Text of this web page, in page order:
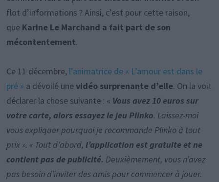
flot d’informations ? Ainsi, c’est pour cette raison,
que Karine Le Marchand a fait part de son
mécontentement.
Ce 11 décembre, l’animatrice de « L’amour est dans le
pré » a dévoilé unevidéo surprenante d’elle. On la voit
déclarer la chose suivante : « Vous avez 10 euros sur
votre carte, alors essayez le jeu Plinko. Laissez-moi
vous expliquer pourquoi je recommande Plinko à tout
prix ». « Tout d’abord, l’application est gratuite et ne
contient pas de publicité. Deuxièmement, vous n’avez
pas besoin d’inviter des amis pour commencer à jouer.